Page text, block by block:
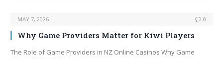
MAY 7, 2026 0
Why Game Providers Matter for Kiwi Players
The Role of Game Providers in NZ Online Casinos Why Game